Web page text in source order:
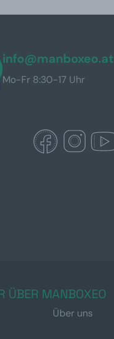
info@manboxeo.at
Mo-Fr 8:30-17 Uhr
ÜBER MANBOXEO
Über uns